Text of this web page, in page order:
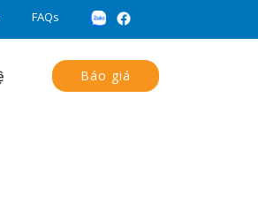
FAQs
Báo giá